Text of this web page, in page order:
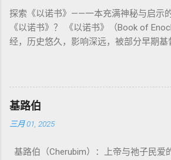
圣所，用血为圣所与百姓遮罪。 这是整卷
心： 神愿意居住在人中间； 罪必须被遮
神主动提供遮罪之道（两个祭牲，特别是“
亚撒泻勒”的）。 这预表...
的“深渊囚禁”叙事共振。 彼后2:4 用“ 他
天使囚禁之所，贴近以诺传统语境。 福
来临与天使同来、坐在荣耀宝座审判列国
观 ：以诺将“巨人之灵”为游行污灵的渊
驱魔叙事背后的“灵界词库”（可1、路8；
权”）。 阴间与审判意象 ：Sheol 的分区
：以诺传统对压迫者的“祸哉”，与 雅各书
（雅5）形成呼应。 ...
所 崇拜 的 神祇 出 20: 3 假 神/ 偶像（
神 的 众 子、 天使、 神圣 议会 成员
神圣 存在（ divine beings） 4. 法官 被 委
权 代表 受托 执行 神 旨意 的 人（ 如 摩
人（ divine proxy） 6. 强调 威严 复数 形
显现 撒 上 28: 13 灵界 显现 或 尊称（
每一 类 的 代表 经文 解读 1. 真神 的 独 一
בְּרֵאשִׁית בָּרָא אֱלֹהִים...” “ 起初， 神（ Elohim） 创造 天地。” 尽
语法 结构 显示 这 是在 强调 一位 ...
探索《以诺书》——一本充满神秘与启示
《以诺书》？ 《以诺书》（Book of
经，历史悠久，影响深远，被部分早期基
的曾祖父——的名义写成，包含大量关于
行，神将他取去，他就不在世了。” 这一
关于以诺与神的关系、天国奥秘的丰富想
这种想象的结晶。 📖《以诺书》的主要内
之书》（1 Enoch 1-36） 讲述堕落天使
基路伯
三月 01, 2025
基路伯（Cherubim）：上帝与祂子民爱